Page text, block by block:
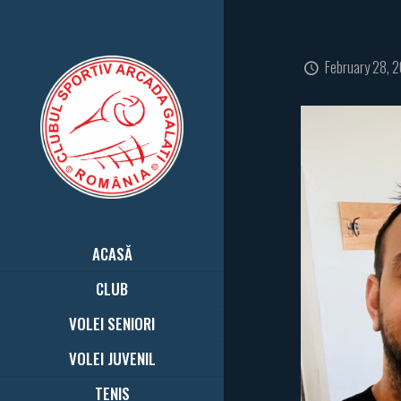
ACASĂ
CLUB
VOLEI SENIORI
VOLEI JUVENIL
TENIS
February 28,